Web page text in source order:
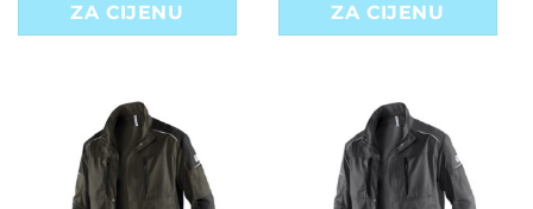
ZA CIJENU
ZA CIJENU